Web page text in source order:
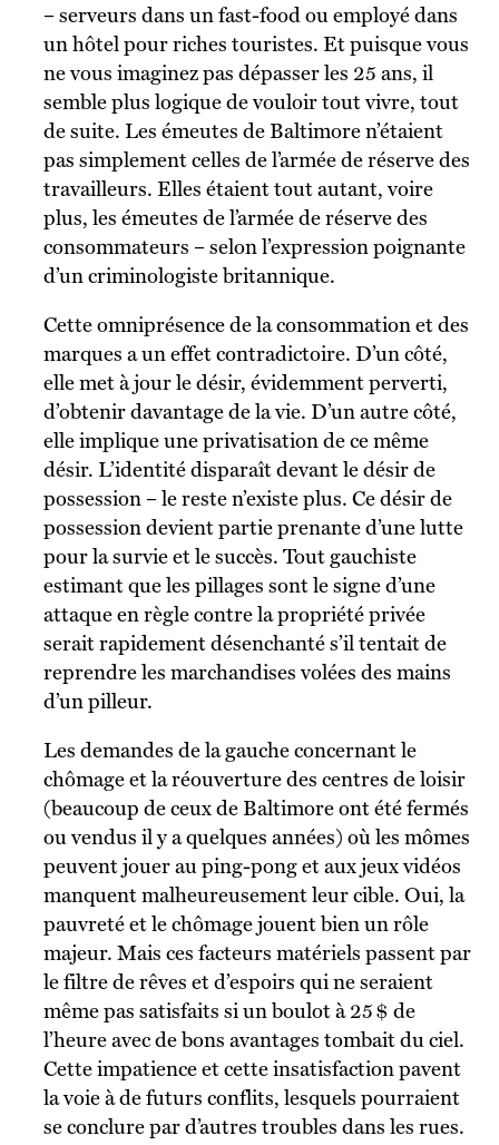
– serveurs dans un fast-food ou employé dans
un hôtel pour riches touristes. Et puisque vous
ne vous imaginez pas dépasser les 25 ans, il
semble plus logique de vouloir tout vivre, tout
de suite. Les émeutes de Baltimore n’étaient
pas simplement celles de l’armée de réserve des
travailleurs. Elles étaient tout autant, voire
plus, les émeutes de l’armée de réserve des
consommateurs – selon l’expression poignante
d’un criminologiste britannique.
Cette omniprésence de la consommation et des
marques a un effet contradictoire. D’un côté,
elle met à jour le désir, évidemment perverti,
d’obtenir davantage de la vie. D’un autre côté,
elle implique une privatisation de ce même
désir. L’identité disparaît devant le désir de
possession – le reste n’existe plus. Ce désir de
possession devient partie prenante d’une lutte
pour la survie et le succès. Tout gauchiste
estimant que les pillages sont le signe d’une
attaque en règle contre la propriété privée
serait rapidement désenchanté s’il tentait de
reprendre les marchandises volées des mains
d’un pilleur.
Les demandes de la gauche concernant le
chômage et la réouverture des centres de loisir
(beaucoup de ceux de Baltimore ont été fermés
ou vendus il y a quelques années) où les mômes
peuvent jouer au ping-pong et aux jeux vidéos
manquent malheureusement leur cible. Oui, la
pauvreté et le chômage jouent bien un rôle
majeur. Mais ces facteurs matériels passent par
le filtre de rêves et d’espoirs qui ne seraient
même pas satisfaits si un boulot à 25 $ de
l’heure avec de bons avantages tombait du ciel.
Cette impatience et cette insatisfaction pavent
la voie à de futurs conflits, lesquels pourraient
se conclure par d’autres troubles dans les rues.